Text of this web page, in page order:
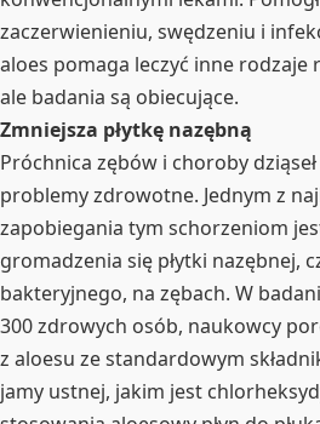
zaczerwienieniu, swędzeniu i
aloes pomaga leczyć inne rodzaje
ale badania są obiecujące.
Zmniejsza płytkę nazębną
Próchnica zębów i choroby
problemy zdrowotne. Jednym z
zapobiegania tym schorzeniom
gromadzenia się płytki nazębnej,
bakteryjnego, na zębach. W
300 zdrowych osób, naukowcy
z aloesu ze standardowym
jamy ustnej, jakim jest